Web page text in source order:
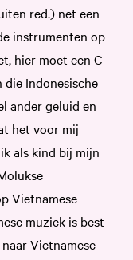
red.) net een
instrumenten op
hier moet een C
Indonesische
ander geluid en
het voor mij
als kind bij mijn
Vietnamese
muziek is best
Vietnamese